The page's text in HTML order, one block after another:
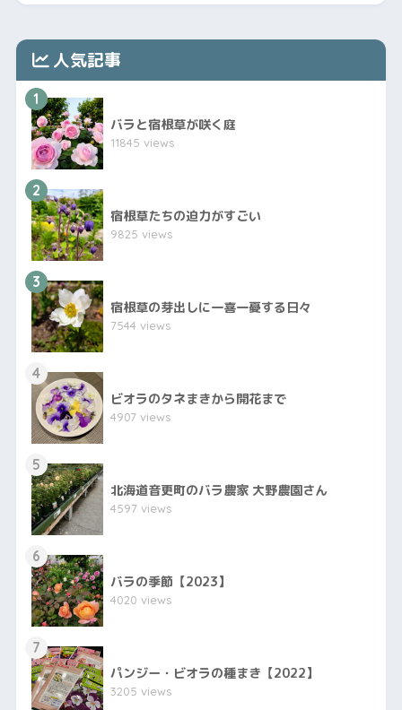
人気記事
1
バラと宿根草が咲く庭
11845 views
2
宿根草たちの迫力がすごい
9825 views
3
宿根草の芽出しに一喜一憂する日々
7544 views
4
ビオラのタネまきから開花まで
4907 views
5
北海道音更町のバラ農家 大野農園さん
4597 views
6
バラの季節【2023】
4020 views
7
パンジー・ビオラの種まき【2022】
3205 views